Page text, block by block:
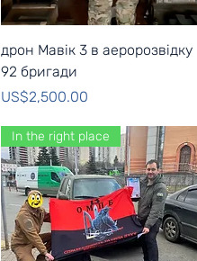
Quick View
дрон Мавік 3 в аеророзвідку
92 бригади
Price
US$2,500.00
In the right place